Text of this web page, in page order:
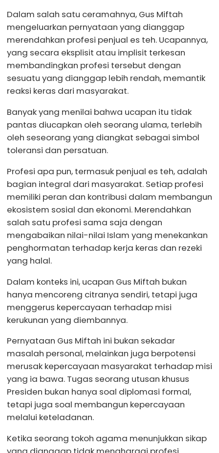
Dalam salah satu ceramahnya, Gus Miftah
mengeluarkan pernyataan yang dianggap
merendahkan profesi penjual es teh. Ucapannya,
yang secara eksplisit atau implisit terkesan
membandingkan profesi tersebut dengan
sesuatu yang dianggap lebih rendah, memantik
reaksi keras dari masyarakat.
Banyak yang menilai bahwa ucapan itu tidak
pantas diucapkan oleh seorang ulama, terlebih
oleh seseorang yang diangkat sebagai simbol
toleransi dan persatuan.
Profesi apa pun, termasuk penjual es teh, adalah
bagian integral dari masyarakat. Setiap profesi
memiliki peran dan kontribusi dalam membangun
ekosistem sosial dan ekonomi. Merendahkan
salah satu profesi sama saja dengan
mengabaikan nilai-nilai Islam yang menekankan
penghormatan terhadap kerja keras dan rezeki
yang halal.
Dalam konteks ini, ucapan Gus Miftah bukan
hanya mencoreng citranya sendiri, tetapi juga
menggerus kepercayaan terhadap misi
kerukunan yang diembannya.
Pernyataan Gus Miftah ini bukan sekadar
masalah personal, melainkan juga berpotensi
merusak kepercayaan masyarakat terhadap misi
yang ia bawa. Tugas seorang utusan khusus
Presiden bukan hanya soal diplomasi formal,
tetapi juga soal membangun kepercayaan
melalui keteladanan.
Ketika seorang tokoh agama menunjukkan sikap